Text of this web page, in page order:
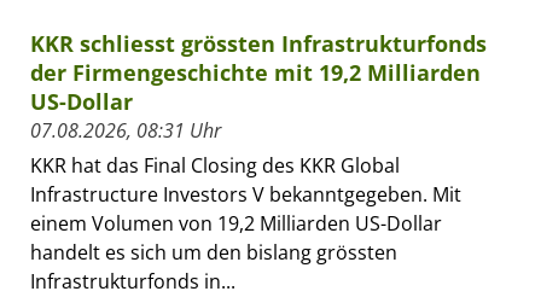
KKR schliesst grössten Infrastrukturfonds
der Firmengeschichte mit 19,2 Milliarden
US-Dollar
07.08.2026, 08:31 Uhr
KKR hat das Final Closing des KKR Global
Infrastructure Investors V bekanntgegeben. Mit
einem Volumen von 19,2 Milliarden US-Dollar
handelt es sich um den bislang grössten
Infrastrukturfonds in...